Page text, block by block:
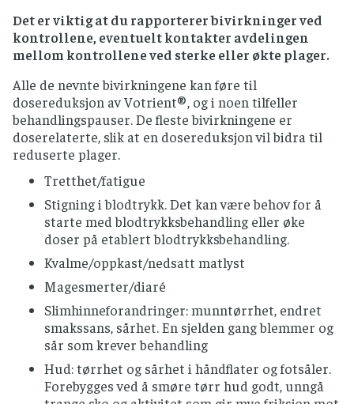
Det er viktig at du rapporterer bivirkninger ved
kontrollene, eventuelt kontakter avdelingen
mellom kontrollene ved sterke eller økte plager.
Alle de nevnte bivirkningene kan føre til
dosereduksjon av Votrient®, og i noen tilfeller
behandlingspauser. De fleste bivirkningene er
doserelaterte, slik at en dosereduksjon vil bidra til
reduserte plager.
Tretthet/fatigue
Stigning i blodtrykk. Det kan være behov for å
starte med blodtrykksbehandling eller øke
doser på etablert blodtrykksbehandling.
Kvalme/oppkast/nedsatt matlyst
Magesmerter/diaré
Slimhinneforandringer: munntørrhet, endret
smakssans, sårhet. En sjelden gang blemmer og
sår som krever behandling
Hud: tørrhet og sårhet i håndflater og fotsåler.
Forebygges ved å smøre tørr hud godt, unngå